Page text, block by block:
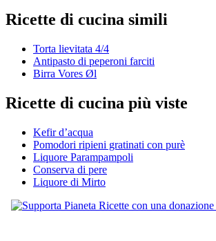
Ricette di cucina simili
Torta lievitata 4/4
Antipasto di peperoni farciti
Birra Vores Øl
Ricette di cucina più viste
Kefir d’acqua
Pomodori ripieni gratinati con purè
Liquore Parampampoli
Conserva di pere
Liquore di Mirto